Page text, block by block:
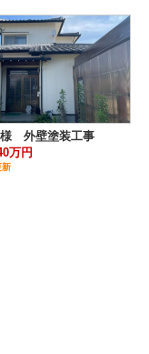
外壁塗装工事
万円